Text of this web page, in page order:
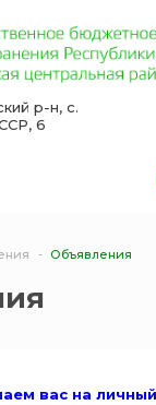
р-н, с.
6
Объявления
вас на